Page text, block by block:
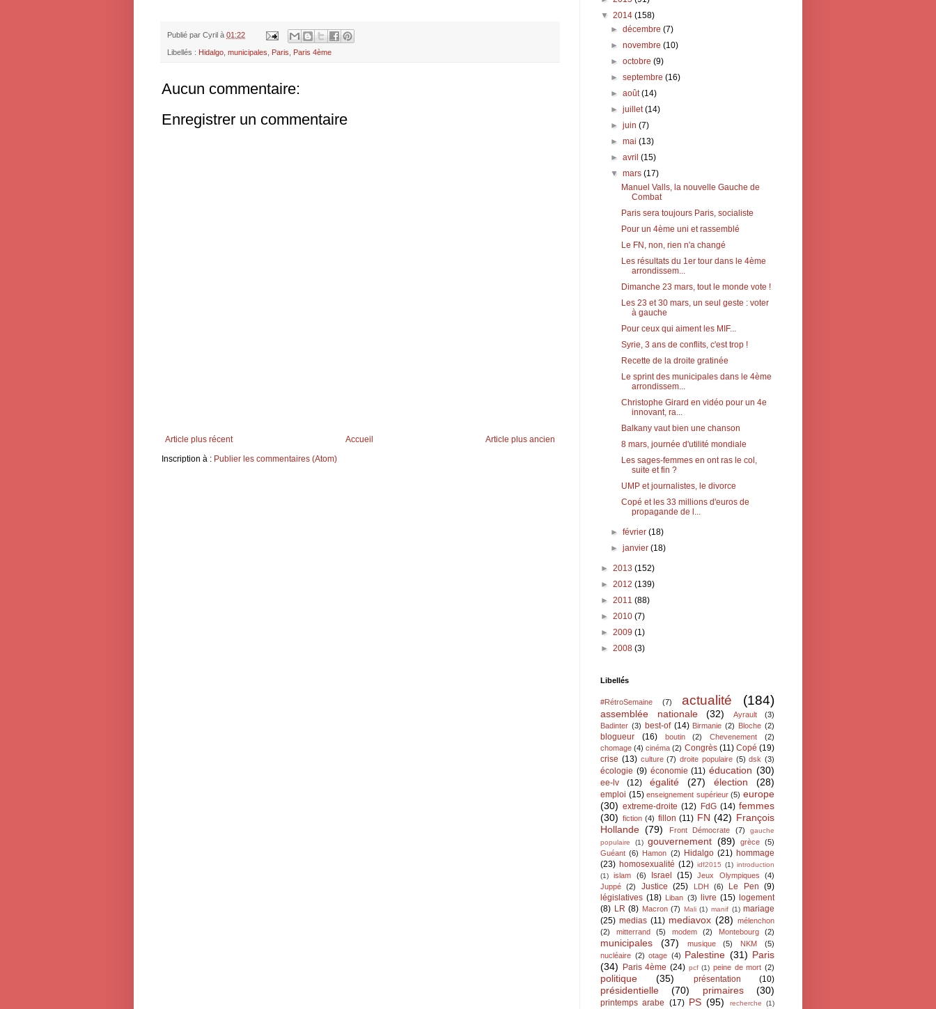
Publié par Cyril à 01:22
Libellés : Hidalgo municipales Paris Paris 4ème
Aucun commentaire:
Enregistrer un commentaire
Article plus récent Article plus ancien
Accueil
Inscription à : Publier les commentaires (Atom)
▼ 2014 (158)
►décembre(7)
►novembre(10)
►octobre(9)
►septembre(16)
►août(14)
►juillet(14)
►juin(7)
►mai(13)
►avril(15)
▼mars(17)
Manuel Valls, la nouvelle Gauche de
Combat
Paris sera toujours Paris, socialiste
Pour un 4ème uni et rassemblé
Le FN, non, rien n'a changé
Les résultats du 1er tour dans le 4ème
arrondissem...
Dimanche 23 mars, tout le monde vote !
Les 23 et 30 mars, un seul geste : voter
à gauche
Pour ceux qui aiment les MIF...
Syrie, 3 ans de conflits, c'est trop !
Recette de la droite gratinée
Le sprint des municipales dans le 4ème
arrondissem...
Christophe Girard en vidéo pour un 4e
innovant, ra...
Balkany vaut bien une chanson
8 mars, journée d'utilité mondiale
Les sages-femmes en ont ras le col,
suite et fin ?
UMP et journalistes, le divorce
Copé et les 33 millions d'euros de
propagande de l...
►février(18)
►janvier(18)
► 2013 (152)
► 2012 (139)
► 2011 (88)
► 2010 (7)
► 2009 (1)
► 2008 (3)
Libellés
#RétroSemaine (7) actualité (184)
assemblée nationale (32) Ayrault
(3)
Badinter (3) best-of (14) Birmanie (2) Bloche (2)
blogueur (16) boutin (2) Chevenement
(2)
chomage (4) cinéma (2) Congrès (11) Copé (19)
crise (13) culture (7) droite populaire (5) dsk (3)
écologie (9) économie (11) éducation (30)
ee-lv (12) égalité (27) élection (28)
emploi (15) enseignement supérieur (5) europe
(30) extreme-droite (12) FdG (14) femmes
(30) fiction (4) fillon (11) FN (42) François
Hollande (79) Front Démocrate (7)
gauche
populaire
(1) gouvernement (89) grèce (5)
Guéant (6) Hamon (2) Hidalgo (21) hommage
(23) homosexualité (12) idf2015 (1) introduction
(1)
islam (6) Israel (15) Jeux Olympiques
(4)
Juppé
(2) Justice (25) LDH (6) Le Pen (9)
législatives (18) Liban (3) livre (15) logement
(8) LR (8) Macron (7) Mali (1) manif (1) mariage
(25) medias (11) mediavox (28) mélenchon
(2)
mitterrand (5) modem (2) Montebourg (2)
municipales (37) musique (5) NKM
(5)
nucléaire (2) otage (4) Palestine (31) Paris
(34)
Paris 4ème (24) pcf (1) peine de mort (2)
politique (35) présentation (10)
présidentielle (70) primaires (30)
printemps arabe (17) PS (95) recherche (1)